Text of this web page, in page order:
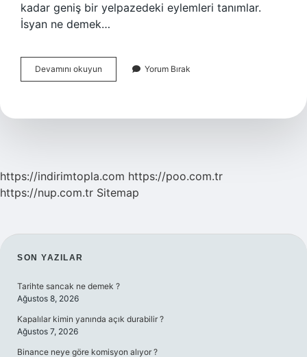
kadar geniş bir yelpazedeki eylemleri tanımlar.
İsyan ne demek…
Devamını okuyun
Nedir
Yorum Bırak
https://indirimtopla.com https://poo.com.tr
https://nup.com.tr Sitemap
SIDEBAR
SON YAZILAR
Tarihte sancak ne demek ?
Ağustos 8, 2026
Kapalılar kimin yanında açık durabilir ?
Ağustos 7, 2026
Binance neye göre komisyon alıyor ?